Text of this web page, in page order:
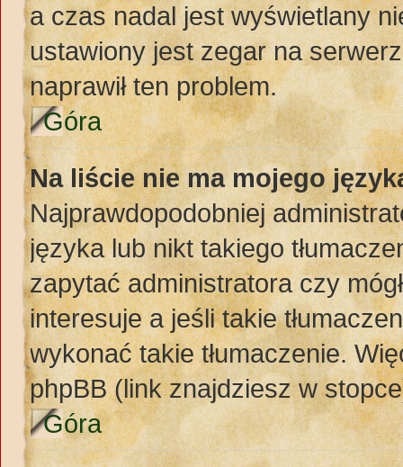
a czas nadal jest wyświetlany
ustawiony jest zegar na
naprawił ten problem.
Góra
Na liście nie ma mojego
Najprawdopodobniej
języka lub nikt takiego
zapytać administratora czy
interesuje a jeśli takie
wykonać takie tłumaczenie.
phpBB (link znajdziesz w
Góra